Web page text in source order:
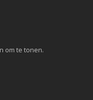
om te tonen.